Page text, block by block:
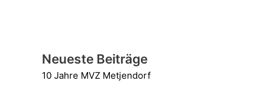
Neueste Beiträge
10 Jahre MVZ Metjendorf